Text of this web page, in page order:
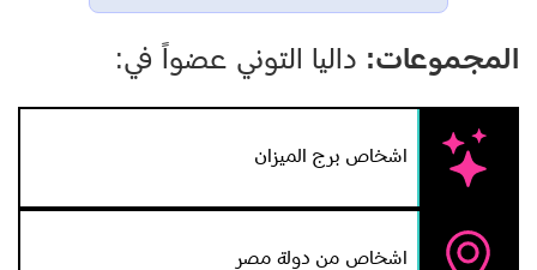
المجموعات: داليا التوني عضواً في:
اشخاص برج الميزان
اشخاص من دولة مصر